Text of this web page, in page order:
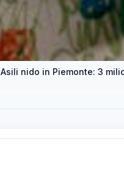
Asili nido in Piemonte: 3